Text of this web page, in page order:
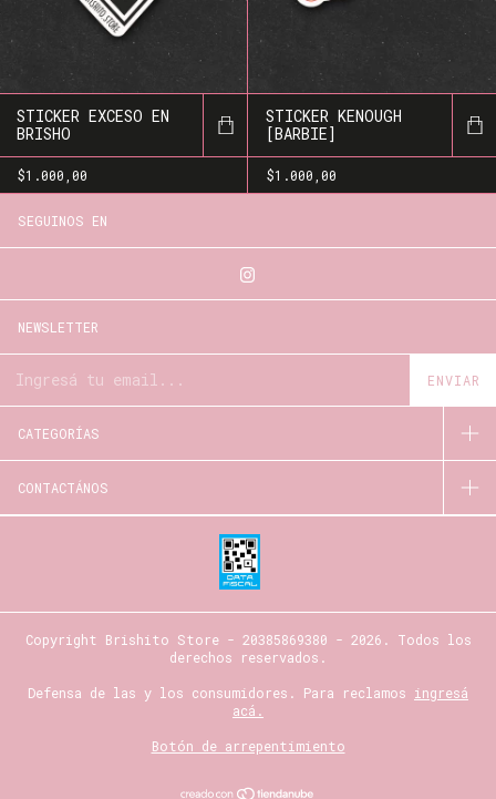
STICKER EXCESO EN
BRISHO
$1.000,00
STICKER KENOUGH
[BARBIE]
$1.000,00
SEGUINOS EN
NEWSLETTER
CATEGORÍAS
CONTACTÁNOS
Copyright Brishito Store - 20385869380 - 2026. Todos los
derechos reservados.
Defensa de las y los consumidores. Para reclamos ingresá
acá.
Botón de arrepentimiento